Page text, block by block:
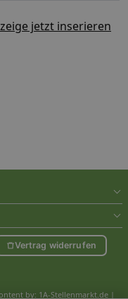
jetzt inserieren
Vertrag widerrufen
by: 1A-Stellenmarkt.de |